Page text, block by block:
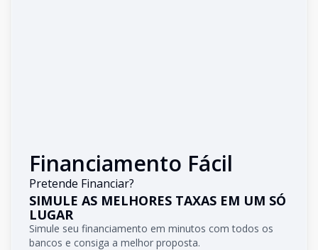
Financiamento Fácil
Pretende Financiar?
SIMULE AS MELHORES TAXAS EM UM SÓ
LUGAR
Simule seu financiamento em minutos com todos os
bancos e consiga a melhor proposta.